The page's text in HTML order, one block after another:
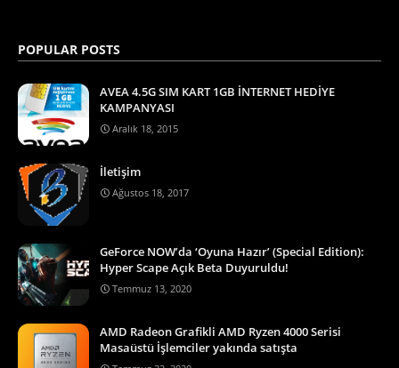
POPULAR POSTS
AVEA 4.5G SIM KART 1GB İNTERNET HEDİYE
KAMPANYASI
Aralık 18, 2015
İletişim
Ağustos 18, 2017
GeForce NOW’da ‘Oyuna Hazır’ (Special Edition):
Hyper Scape Açık Beta Duyuruldu!
Temmuz 13, 2020
AMD Radeon Grafikli AMD Ryzen 4000 Serisi
Masaüstü İşlemciler yakında satışta